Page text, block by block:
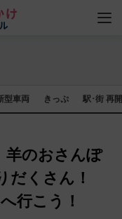
型車両 きっぷ 駅･街 再
羊のおさんぽ
だくさん！
行こう！